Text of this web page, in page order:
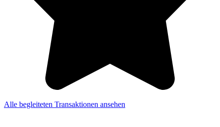
Alle begleiteten Transaktionen ansehen